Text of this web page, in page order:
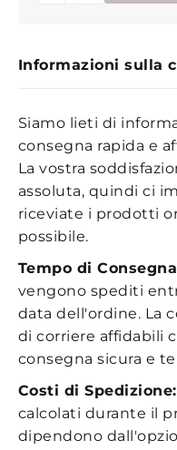
Informazioni sulla
Siamo lieti di
consegna rapida e
La vostra
assoluta, quindi ci
riceviate i prodotti
possibile.
Tempo di
vengono spediti
data dell'ordine. La
di corriere affidabili
consegna sicura e
Costi di Spedizione:
calcolati durante il
dipendono